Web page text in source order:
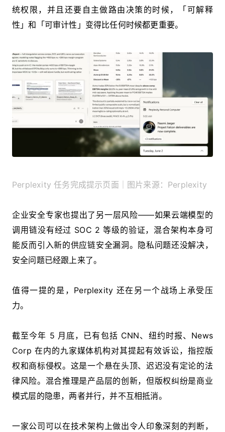
统权限，并且还要自主做路由决策的时候，「可解释
性」和「可审计性」变得比任何时候都更重要。
Perplexity 任务完成提示页面｜图片来源：Perplexity
企业安全专家也提出了另一层风险——如果云端模型的
调用链没有经过 SOC 2 等级的验证，混合架构本身可
能反而引入新的供应链安全漏洞。隐私问题还没解决，
安全问题已经跟上来了。
值得一提的是，Perplexity 还在另一个战场上承受压
力。
截至今年 5 月底，已有包括 CNN、纽约时报、News
Corp 在内的九家媒体机构对其提起有效诉讼，指控版
权和商标侵权。这是一个悬在头顶、迟迟没有定论的法
律风险。混合推理是产品层的创新，但版权纠纷是商业
模式层的隐患，两者并行，并不互相抵消。
一家公司可以在技术架构上做出令人印象深刻的判断，